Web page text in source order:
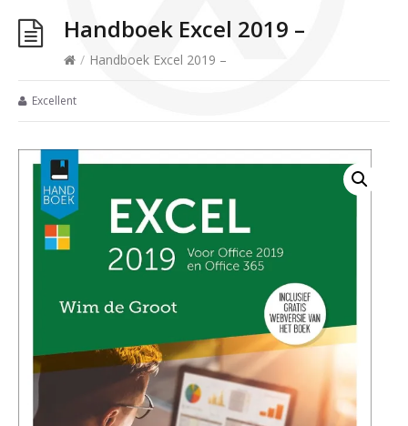
Handboek Excel 2019 –
/ Handboek Excel 2019 –
Excellent